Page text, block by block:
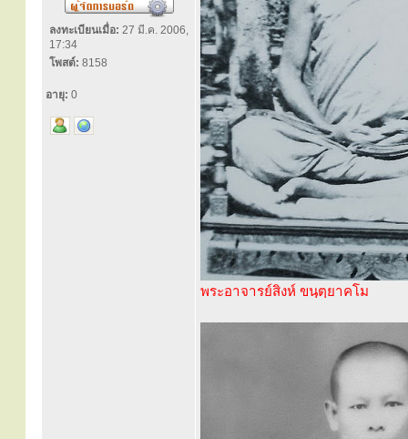
ลงทะเบียนเมื่อ: 27 มี.ค. 2006,
17:34
โพสต์: 8158
อายุ: 0
พระอาจารย์สิงห์ ขนฺตฺยาคโม